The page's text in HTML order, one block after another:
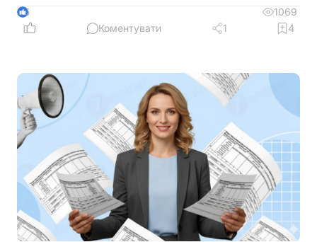
ДПС, після переходу на новий стандарт «Купина»
та чи потрібно користувачам отримувати нові
5
1069
Коментувати
1 4